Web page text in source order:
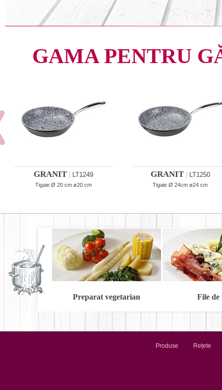
GAMA PENTRU
GRANIT LT1249
Tigaie Ø 20 cm ø20 cm
GRANIT LT1250
Tigaie Ø 24cm ø24 cm
Preparat vegetarian File de
Produse Rețete